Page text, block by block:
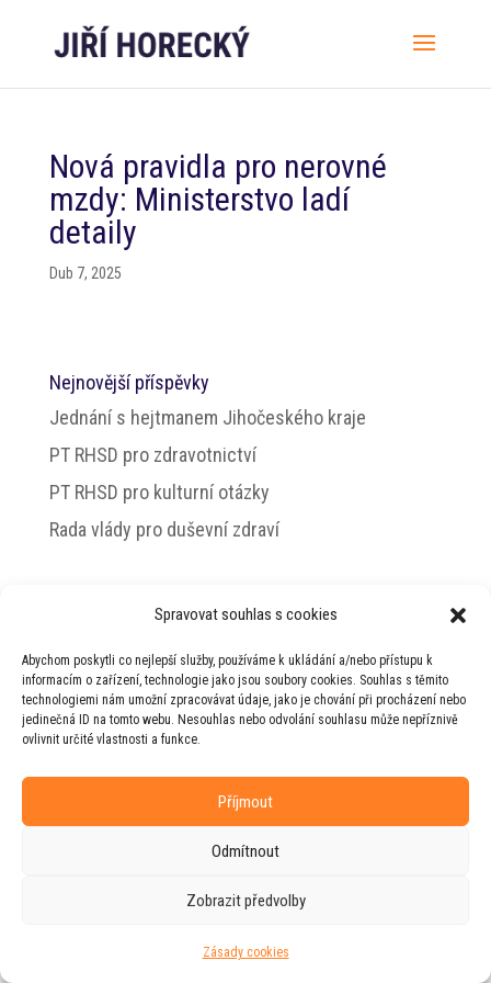
Spravovat souhlas s cookies
Abychom poskytli co nejlepší služby, používáme k ukládání a/nebo přístupu k
informacím o zařízení, technologie jako jsou soubory cookies. Souhlas s těmito
technologiemi nám umožní zpracovávat údaje, jako je chování při procházení nebo
jedinečná ID na tomto webu. Nesouhlas nebo odvolání souhlasu může nepříznivě
ovlivnit určité vlastnosti a funkce.
Příjmout
Odmítnout
Zobrazit předvolby
Zásady cookies
Nová pravidla pro nerovné
mzdy: Ministerstvo ladí
detaily
Dub 7, 2025
Nejnovější příspěvky
Jednání s hejtmanem Jihočeského kraje
PT RHSD pro zdravotnictví
PT RHSD pro kulturní otázky
Rada vlády pro duševní zdraví
Horeckého
Web vytvořila firmaRUDIve spolupráci s
agenturou